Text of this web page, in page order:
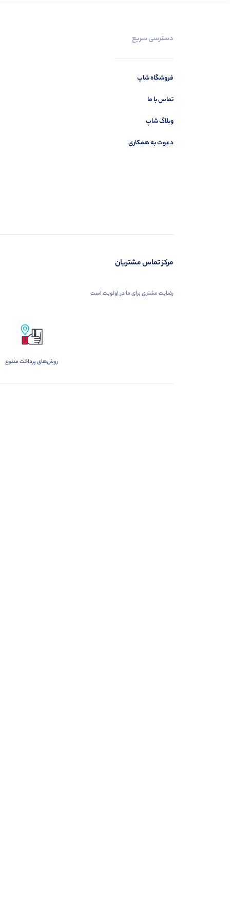
دسترسی سریع
فروشگاه شاپ
تماس با ما
وبلاگ شاپ
دعوت به همکاری
مرکز تماس مشتریان
رضایت مشتری برای ما در اولویت است
روش‌های پرداخت متنوع